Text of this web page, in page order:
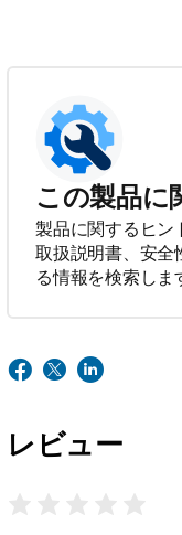
この製品に
製品に関するヒン
取扱説明書、安全
る情報を検索しま
レビュー